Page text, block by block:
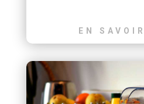
EN